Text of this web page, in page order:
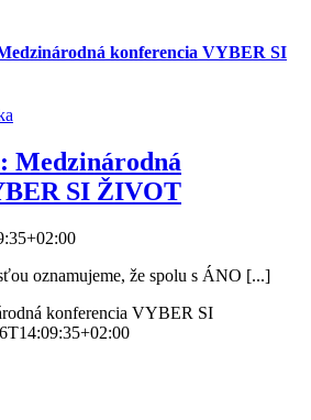
konferencia VYBER SI
Medzinárodná
SI ŽIVOT
oznamujeme, že spolu s ÁNO [...]
konferencia VYBER SI